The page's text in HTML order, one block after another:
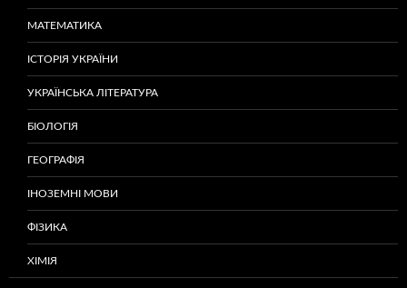
МАТЕМАТИКА
ІСТОРІЯ УКРАЇНИ
УКРАЇНСЬКА ЛІТЕРАТУРА
БІОЛОГІЯ
ГЕОГРАФІЯ
ІНОЗЕМНІ МОВИ
ФІЗИКА
ХІМІЯ